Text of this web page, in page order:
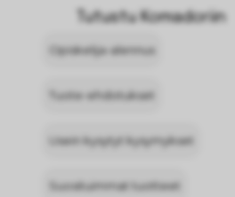
Tutustu Komadoriin
Opiskelija-alennus
Tuote-ehdotukset
Usein kysytyt kysymykset
Suosituimmat tuotteet